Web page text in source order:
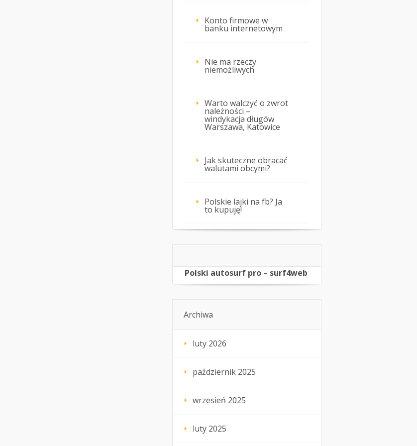
Konto firmowe w
banku internetowym
Nie ma rzeczy
niemożliwych
Warto walczyć o zwrot
należności –
windykacja długów
Warszawa, Katowice
Jak skuteczne obracać
walutami obcymi?
Polskie lajki na fb? Ja
to kupuję!
Polski autosurf pro – surf4web
Archiwa
luty 2026
październik 2025
wrzesień 2025
luty 2025